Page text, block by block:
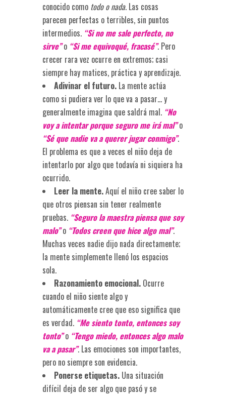
conocido como todo o nada. Las cosas
parecen perfectas o terribles, sin puntos
intermedios. “Si no me sale perfecto, no
sirve” o “Si me equivoqué, fracasé”. Pero
crecer rara vez ocurre en extremos; casi
siempre hay matices, práctica y aprendizaje.
Adivinar el futuro. La mente actúa
como si pudiera ver lo que va a pasar… y
generalmente imagina que saldrá mal. “No
voy a intentar porque seguro me irá mal”o
“Sé que nadie va a querer jugar conmigo”.
El problema es que a veces el niño deja de
intentarlo por algo que todavía ni siquiera ha
ocurrido.
Leer la mente.Aquí el niño cree saber lo
que otros piensan sin tener realmente
pruebas. “Seguro la maestra piensa que soy
malo”o “Todos creen que hice algo mal”.
Muchas veces nadie dijo nada directamente;
la mente simplemente llenó los espacios
sola.
Razonamiento emocional. Ocurre
cuando el niño siente algo y
automáticamente cree que eso significa que
es verdad. “Me siento tonto, entonces soy
tonto” o “Tengo miedo, entonces algo malo
va a pasar”. Las emociones son importantes,
pero no siempre son evidencia.
Ponerse etiquetas. Una situación
difícil deja de ser algo que pasó y se